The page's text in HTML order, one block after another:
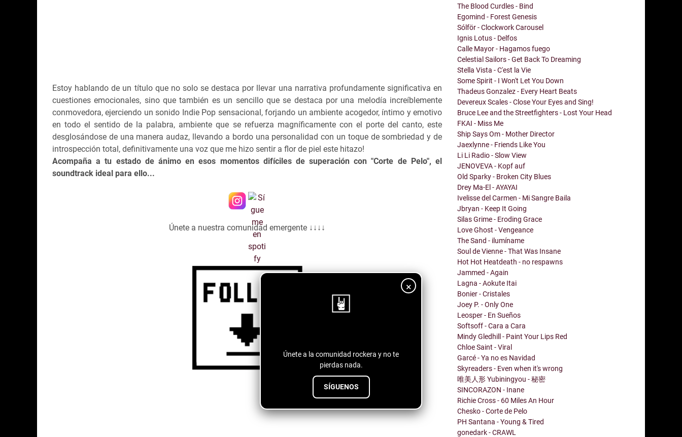
×
Únete a la comunidad rockera y no te
pierdas nada.
SÍGUENOS
Estoy hablando de un título que no solo se destaca por llevar una narrativa profundamente significativa en
cuestiones emocionales, sino que también es un sencillo que se destaca por una melodía increíblemente
conmovedora, ejerciendo un sonido Indie Pop sensacional, forjando un ambiente acogedor, íntimo y emotivo
en todo el sentido de la palabra, ambiente que se refuerza magníficamente con el porte del canto, este
desglosándose de una manera audaz, llevando a bordo una personalidad con un toque de sombriedad y de
introspección total, definitivamente una voz que me hizo sentir a flor de piel este hitazo!
Acompaña a tu estado de ánimo en esos momentos difíciles de superación con "Corte de Pelo", el
soundtrack ideal para ello...
Únete a nuestra comunidad emergente ↓↓↓↓
The Blood Curdles - Bind
Egomind - Forest Genesis
Sólför - Clockwork Carousel
Ignis Lotus - Delfos
Calle Mayor - Hagamos fuego
Celestial Sailors - Get Back To Dreaming
Stella Vista - C'est la Vie
Some Spirit - I Won't Let You Down
Thadeus Gonzalez - Every Heart Beats
Devereux Scales - Close Your Eyes and Sing!
Bruce Lee and the Streetfighters - Lost Your Head
FKAI - Miss Me
Ship Says Om - Mother Director
Jaexlynne - Friends Like You
Li Li Radio - Slow View
JENOVEVA - Kopf auf
Old Sparky - Broken City Blues
Drey Ma-El - AYAYAI
Ivelisse del Carmen - Mi Sangre Baila
Jbryan - Keep It Going
Silas Grime - Eroding Grace
Love Ghost - Vengeance
The Sand - ilumíname
Soul de Vienne - That Was Insane
Hot Hot Heatdeath - no respawns
Jammed - Again
Lagna - Aokute Itai
Bonier - Cristales
Joey P. - Only One
Leosper - En Sueños
Softsoff - Cara a Cara
Mindy Gledhill - Paint Your Lips Red
Chloe Saint - Viral
Garcé - Ya no es Navidad
Skyreaders - Even when it's wrong
唯美人形 Yubiningyou - 秘密
SINCORAZON - Inane
Richie Cross - 60 Miles An Hour
Chesko - Corte de Pelo
PH Santana - Young & Tired
gonedark - CRAWL